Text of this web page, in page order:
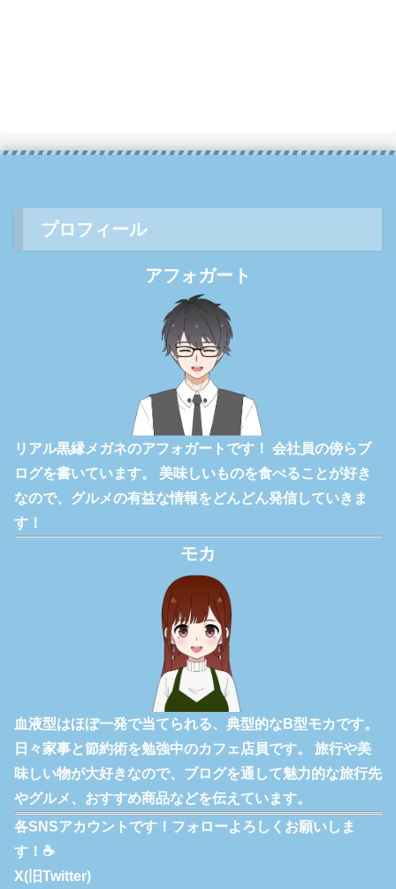
プロフィール
アフォガート
リアル黒縁メガネのアフォガートです！ 会社員の傍らブ
ログを書いています。 美味しいものを食べることが好き
なので、グルメの有益な情報をどんどん発信していきま
す！
モカ
血液型はほぼ一発で当てられる、典型的なB型モカです。
日々家事と節約術を勉強中のカフェ店員です。 旅行や美
味しい物が大好きなので、ブログを通して魅力的な旅行先
やグルメ、おすすめ商品などを伝えています。
各SNSアカウントです！フォローよろしくお願いしま
す！☕
X(旧Twitter)